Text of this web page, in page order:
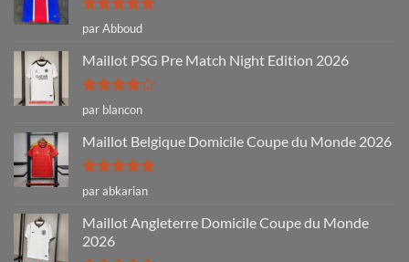
Note5sur
5
par Abboud
Maillot PSG Pre Match Night Edition 2026
Note4
sur 5
par blancon
Maillot Belgique Domicile Coupe du Monde 2026
Note5sur
5
par abkarian
Maillot Angleterre Domicile Coupe du Monde
2026